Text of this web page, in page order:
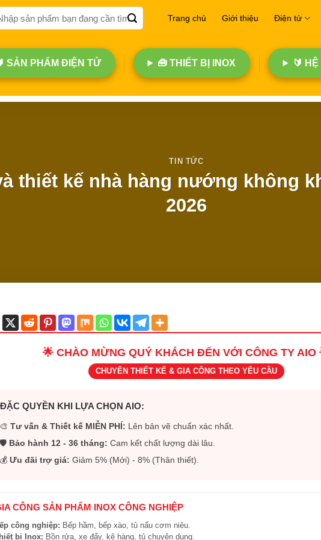
Trang chủ Giới thiệu Điện tử
SẢN PHẨM ĐIỆN TỬ 🧰 THIẾT BỊ INOX 🔰
TIN TỨC
thiết kế nhà hàng nướng không
2026
🌟 CHÀO MỪNG QUÝ KHÁCH ĐẾN VỚI CÔNG TY AIO
CHUYÊN THIẾT KẾ & GIA CÔNG THEO YÊU CẦU
QUYỀN KHI LỰA CHỌN AIO:
🎨Tư vấn & Thiết kế MIỄN PHÍ: Lên bản vẽ chuẩn xác nhất.
🛡️ Bảo hành 12 - 36 tháng: Cam kết chất lượng dài lâu.
💰Ưu đãi trợ giá: Giảm 5% (Mới) - 8% (Thân thiết).
CÔNG SẢN PHẨM INOX CÔNG NGHIỆP
công nghiệp: Bếp hầm, bếp xào, tủ nấu cơm niêu.
bị Inox: Bồn rửa, xe đẩy, kệ hàng, tủ chuyên dụng.